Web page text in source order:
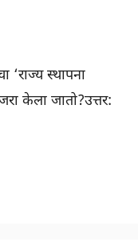
‘राज्य स्थापना
केला जातो?उत्तर: